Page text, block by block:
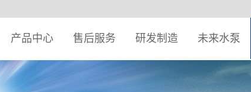
产品中心 售后服务 研发制造 未来水泵